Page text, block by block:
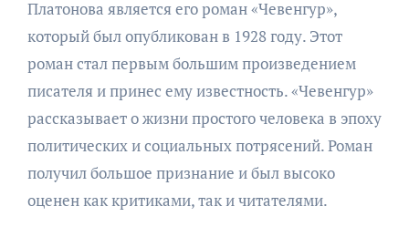
Платонова является его роман «Чевенгур»,
который был опубликован в 1928 году. Этот
роман стал первым большим произведением
писателя и принес ему известность. «Чевенгур»
рассказывает о жизни простого человека в эпоху
политических и социальных потрясений. Роман
получил большое признание и был высоко
оценен как критиками, так и читателями.